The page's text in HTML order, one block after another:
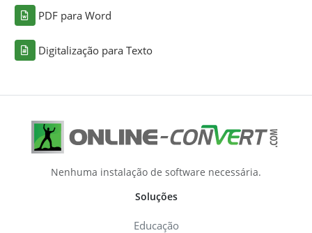
PDF para Word
Digitalização para Texto
Nenhuma instalação de software necessária.
Soluções
Educação